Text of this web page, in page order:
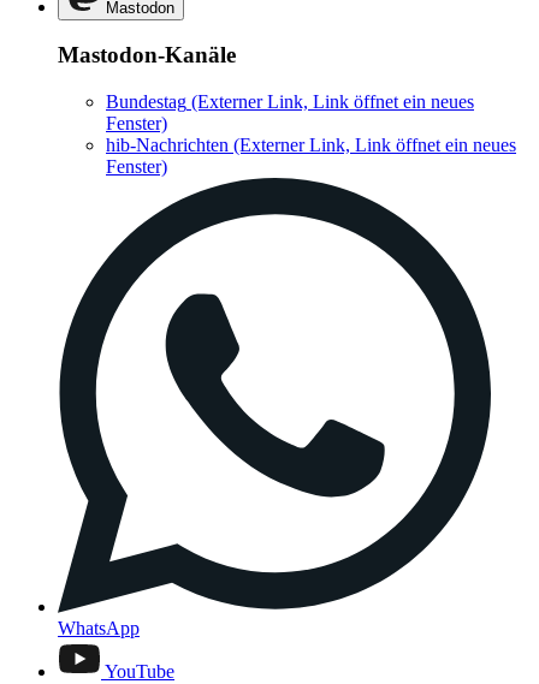
Mastodon
Mastodon-Kanäle
Bundestag (Externer Link, Link öffnet ein neues
Fenster)
hib-Nachrichten (Externer Link, Link öffnet ein neues
Fenster)
WhatsApp
YouTube